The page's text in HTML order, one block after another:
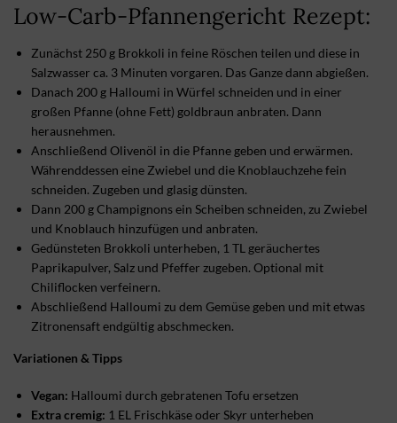
Low-Carb-Pfannengericht Rezept:
Zunächst 250 g Brokkoli in feine Röschen teilen und diese in
Salzwasser ca. 3 Minuten vorgaren. Das Ganze dann abgießen.
Danach 200 g Halloumi in Würfel schneiden und in einer
großen Pfanne (ohne Fett) goldbraun anbraten. Dann
herausnehmen.
Anschließend Olivenöl in die Pfanne geben und erwärmen.
Währenddessen eine Zwiebel und die Knoblauchzehe fein
schneiden. Zugeben und glasig dünsten.
Dann 200 g Champignons ein Scheiben schneiden, zu Zwiebel
und Knoblauch hinzufügen und anbraten.
Gedünsteten Brokkoli unterheben, 1 TL geräuchertes
Paprikapulver, Salz und Pfeffer zugeben. Optional mit
Chiliflocken verfeinern.
Abschließend Halloumi zu dem Gemüse geben und mit etwas
Zitronensaft endgültig abschmecken.
Variationen & Tipps
Vegan: Halloumi durch gebratenen Tofu ersetzen
Extra cremig: 1 EL Frischkäse oder Skyr unterheben